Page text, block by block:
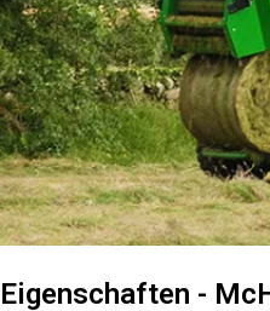
Eigenschaften -